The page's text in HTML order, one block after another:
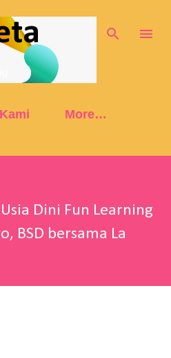
main content
More…
Dini Fun Learning
BSD bersama La